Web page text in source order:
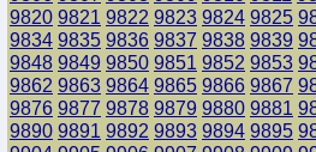
9820 9821 9822 9823 9824 9825
9834 9835 9836 9837 9838 9839
9848 9849 9850 9851 9852 9853
9862 9863 9864 9865 9866 9867
9876 9877 9878 9879 9880 9881
9890 9891 9892 9893 9894 9895